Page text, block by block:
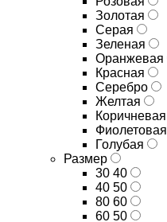
Золотая
Серая
Зеленая
Оранжевая
Красная
Серебро
Желтая
Коричневая
Фиолетовая
Голубая
Размер
30 40
40 50
80 60
60 50